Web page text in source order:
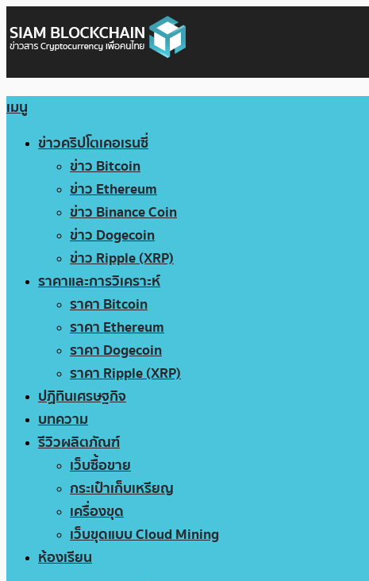
เมนู
ข่าวคริปโตเคอเรนซี่
ข่าว Bitcoin
ข่าว Ethereum
ข่าว Binance Coin
ข่าว Dogecoin
ข่าว Ripple (XRP)
ราคาและการวิเคราะห์
ราคา Bitcoin
ราคา Ethereum
ราคา Dogecoin
ราคา Ripple (XRP)
ปฏิทินเศรษฐกิจ
บทความ
รีวิวผลิตภัณฑ์
เว็บซื้อขาย
กระเป๋าเก็บเหรียญ
เครื่องขุด
เว็บขุดแบบ Cloud Mining
ห้องเรียน